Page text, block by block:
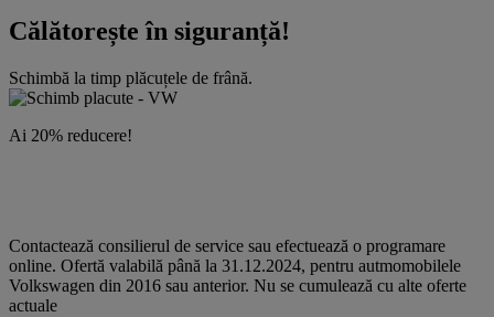
Călătorește în siguranță!
Schimbă la timp plăcuțele de frână.
Ai 20% reducere!
Contactează consilierul de service sau efectuează o programare
online. Ofertă valabilă până la 31.12.2024, pentru autmomobilele
Volkswagen din 2016 sau anterior. Nu se cumulează cu alte oferte
actuale